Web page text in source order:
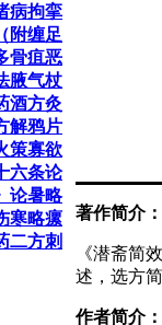
病拘挛
附缠足
骨疽恶
腋气杖
酒方灸
解鸦片
策寡欲
六条论
论暑略
寒略瘰
二方刺
著作简介：
《潜斋简
述，选方
作者简介：